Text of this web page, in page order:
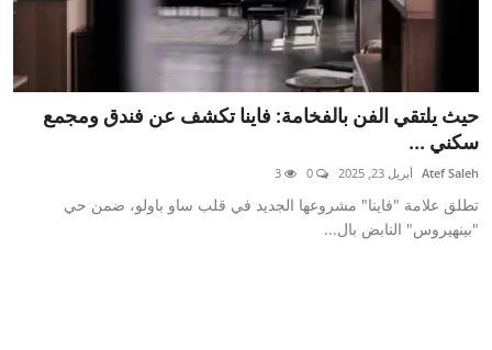
حيث يلتقي الفن بالفخامة: فاينا تكشف عن فندق ومجمع
سكني ...
Atef Saleh أبريل 23, 2025
تطلق علامة "فاينا" مشروعها الجديد في قلب ساو باولو، ضمن حي
"بينهيروس" النابض بال...